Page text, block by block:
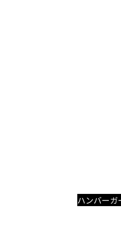
ハンバーガ